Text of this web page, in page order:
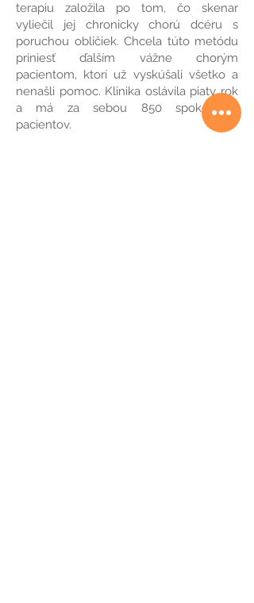
terapiu založila po tom, čo skenar
vyliečil jej chronicky chorú dcéru s
poruchou obličiek. Chcela túto metódu
priniesť ďalším vážne chorým
pacientom, ktorí už vyskúšali všetko a
nenašli pomoc. Klinika oslávila piaty rok
a má za sebou 850 spokojných
pacientov.